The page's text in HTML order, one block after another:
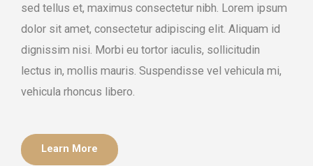
sed tellus et, maximus consectetur nibh. Lorem ipsum
dolor sit amet, consectetur adipiscing elit. Aliquam id
dignissim nisi. Morbi eu tortor iaculis, sollicitudin
lectus in, mollis mauris. Suspendisse vel vehicula mi,
vehicula rhoncus libero.
Learn More